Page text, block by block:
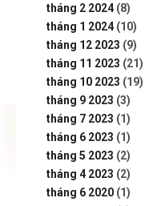
tháng 2 2024 (8)
tháng 1 2024 (10)
tháng 12 2023 (9)
tháng 11 2023 (21)
tháng 10 2023 (19)
tháng 9 2023 (3)
tháng 7 2023 (1)
tháng 6 2023 (1)
tháng 5 2023 (2)
tháng 4 2023 (2)
tháng 6 2020 (1)